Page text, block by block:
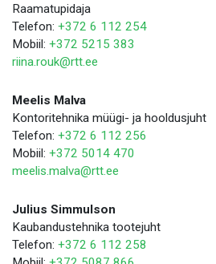
Raamatupidaja
Telefon: +372 6 112 254
Mobiil: +372 5215 383
riina.rouk@rtt.ee
Meelis Malva
Kontoritehnika müügi- ja hooldusjuht
Telefon: +372 6 112 256
Mobiil: +372 5014 470
meelis.malva@rtt.ee
Julius Simmulson
Kaubandustehnika tootejuht
Telefon: +372 6 112 258